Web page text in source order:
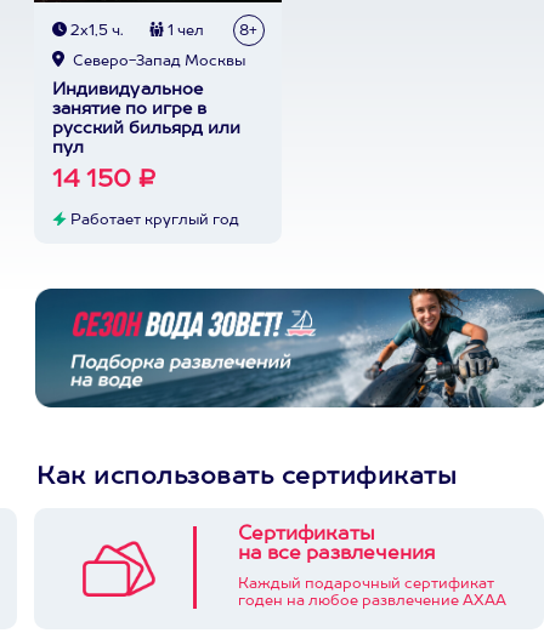
2х1,5 ч. 1 чел 8+
Северо-Запад Москвы
Индивидуальное
занятие по игре в
русский бильярд или
пул
14 150 ₽
Работает круглый год
Как использовать сертификаты
Сертификаты
на все развлечения
Каждый подарочный сертификат
годен на любое развлечение АХАА